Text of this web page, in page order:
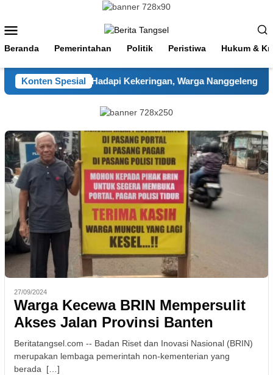
konten
Mobile
Beranda Pemerintahan Politik Peristiwa Hukum &
Konten Spesial
Polres Cianjur Hadapi Kekeringan, Warga Nanggeleng
27/09/2024
Warga Kecewa BRIN Mempersulit
Akses Jalan Provinsi Banten
Beritatangsel.com -- Badan Riset dan Inovasi Nasional (BRIN)
merupakan lembaga pemerintah non-kementerian yang
berada […]